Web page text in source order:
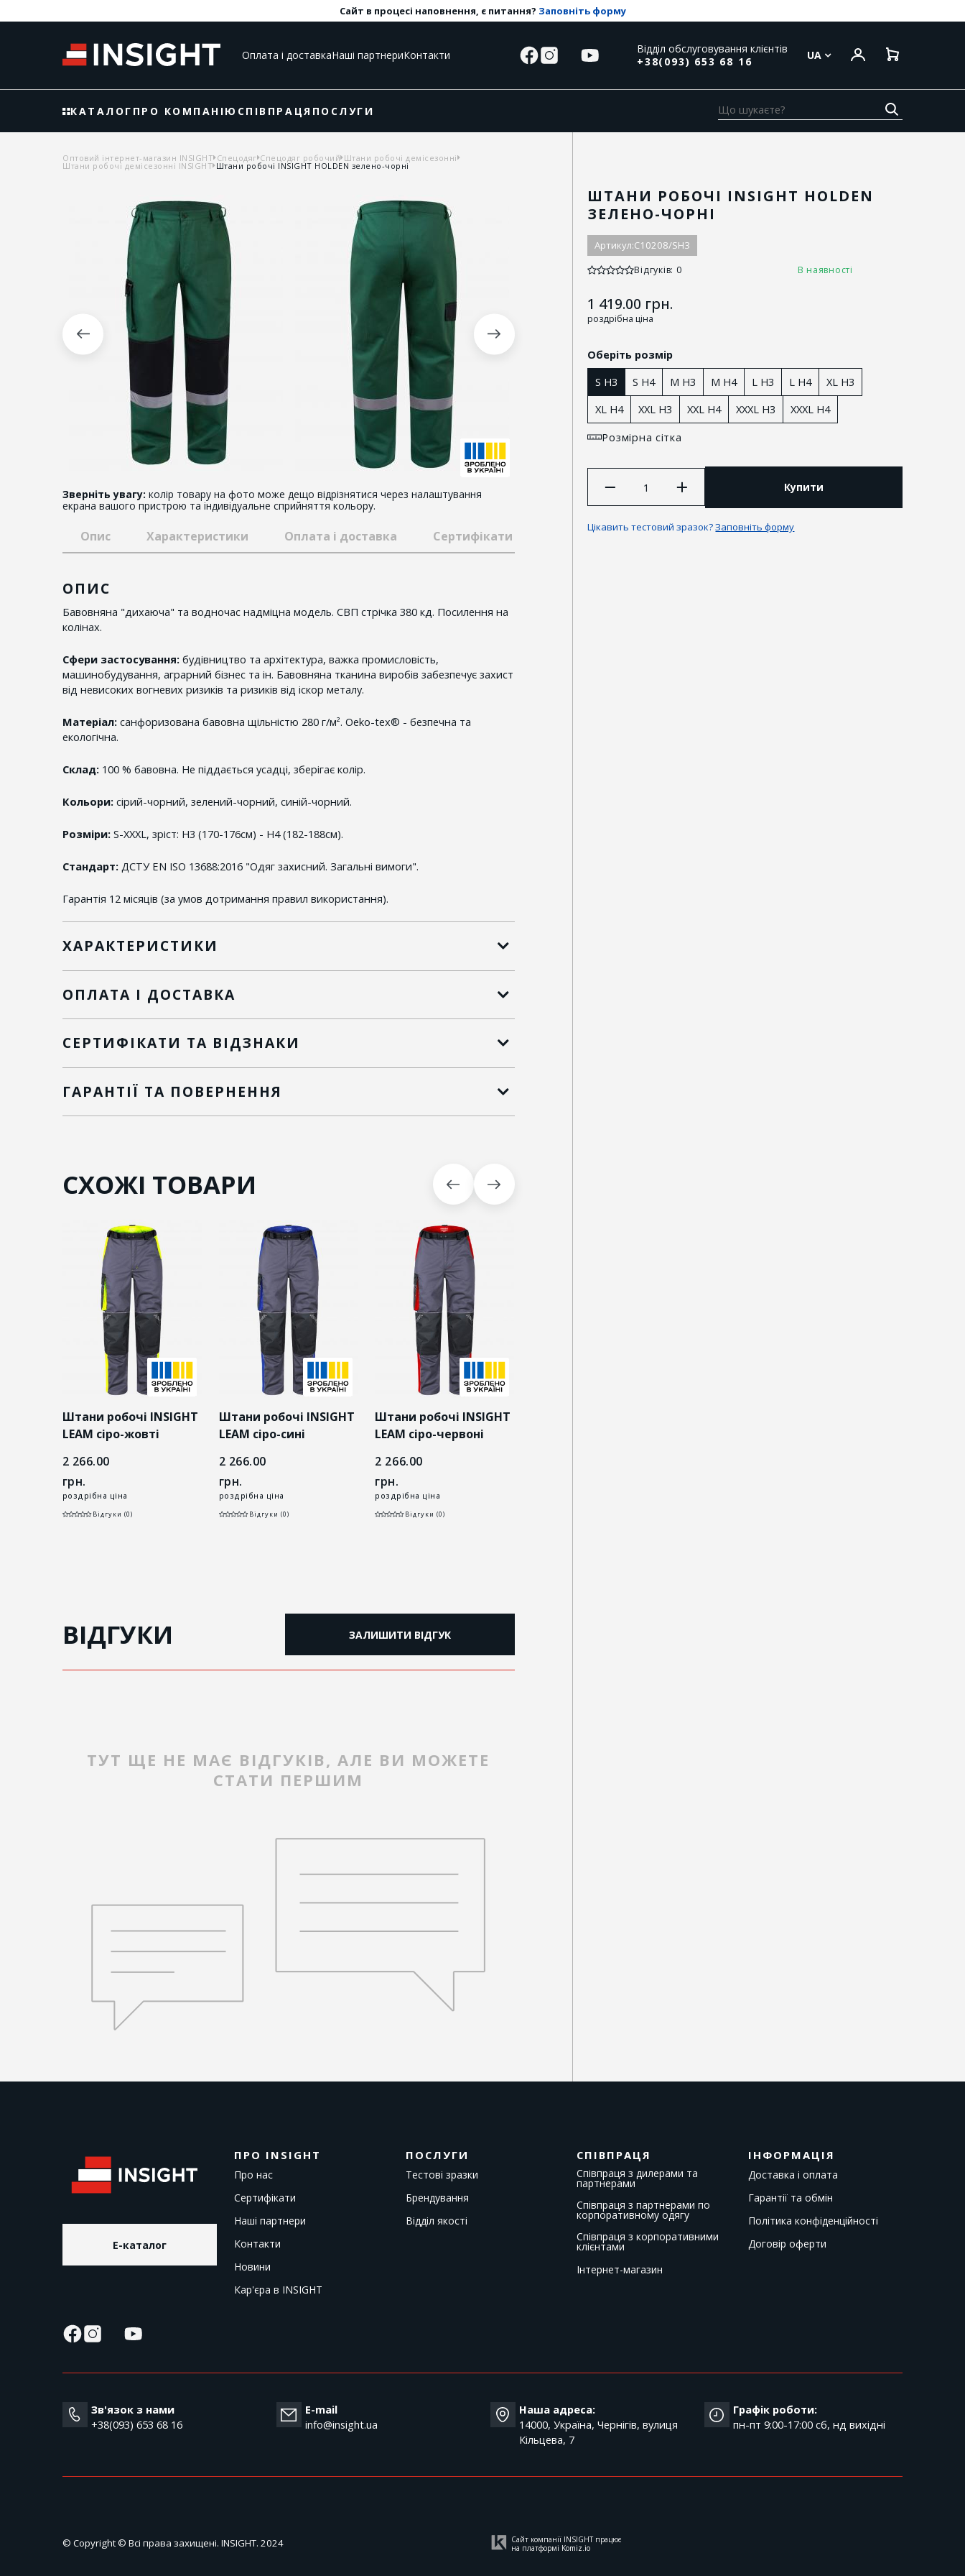
Сайт в процесі наповнення, є питання? Заповніть форму
Оплата і доставкаНаші партнериКонтакти
Відділ обслуговування клієнтів
+38(093) 653 68 16
UA
КАТАЛОГ ПРО КОМПАНІЮ СПІВПРАЦЯ ПОСЛУГИ
Оптовий інтернет-магазин INSIGHT Спецодяг Спецодяг робочий Штани робочі демісезонні
Штани робочі демісезонні INSIGHT Штани робочі INSIGHT HOLDEN зелено-чорні
Зверніть увагу: колір товару на фото може дещо відрізнятися через налаштування
екрана вашого пристрою та індивідуальне сприйняття кольору.
ШТАНИ РОБОЧІ INSIGHT HOLDEN
ЗЕЛЕНО-ЧОРНІ
Артикул:C10208/SH3
Відгуків: 0 В наявності
1 419.00 грн.
роздрібна ціна
Оберіть розмір
S H3 S H4 M H3 M H4 L H3 L H4
XL H3
XL H4
XXL H3 XXL H4 XXXL H3
XXXL H4
Розмірна сітка
Купити
Цікавить тестовий зразок?Заповніть форму
Опис Характеристики Оплата і доставка Сертифікати та відзнаки Гарантії та повернення
ОПИС
Бавовняна "дихаюча" та водночас надміцна модель. СВП стрічка 380 кд. Посилення на
колінах.
Сфери застосування: будівництво та архітектура, важка промисловість,
машинобудування, аграрний бізнес та ін. Бавовняна тканина виробів забезпечує захист
від невисоких вогневих ризиків та ризиків від іскор металу.
Матеріал: санфоризована бавовна щільністю 280 г/м². Oeko-tex® - безпечна та
екологічна.
Склад: 100 % бавовна. Не піддається усадці, зберігає колір.
Кольори: сірий-чорний, зелений-чорний, синій-чорний.
Розміри: S-XXXL, зріст: Н3 (170-176см) - Н4 (182-188см).
Стандарт: ДСТУ EN ISO 13688:2016 "Одяг захисний. Загальні вимоги".
Гарантія 12 місяців (за умов дотримання правил використання).
ХАРАКТЕРИСТИКИ
ОПЛАТА І ДОСТАВКА
СЕРТИФІКАТИ ТА ВІДЗНАКИ
ГАРАНТІЇ ТА ПОВЕРНЕННЯ
СХОЖІ ТОВАРИ
Штани робочі INSIGHT
LEAM сіро-жовті
2 266.00
грн.
роздрібна ціна
Відгуки (0)
Штани робочі INSIGHT
LEAM сіро-сині
2 266.00
грн.
роздрібна ціна
Відгуки (0)
Штани робочі INSIGHT
LEAM сіро-червоні
2 266.00
грн.
роздрібна ціна
Відгуки (0)
ВІДГУКИ ЗАЛИШИТИ ВІДГУК
ТУТ ЩЕ НЕ МАЄ ВІДГУКІВ, АЛЕ ВИ МОЖЕТЕ
СТАТИ ПЕРШИМ
E-каталог
ПРО INSIGHT
Про нас
Сертифікати
Наші партнери
Контакти
Новини
Кар'єра в INSIGHT
ПОСЛУГИ
Тестові зразки
Брендування
Відділ якості
СПІВПРАЦЯ
Співпраця з дилерами та
партнерами
Співпраця з партнерами по
корпоративному одягу
Співпраця з корпоративними
клієнтами
Інтернет-магазин
ІНФОРМАЦІЯ
Доставка і оплата
Гарантії та обмін
Політика конфіденційності
Договір оферти
Зв'язок з нами
+38(093) 653 68 16
E-mail
info@insight.ua
Наша адреса:
14000, Україна, Чернігів, вулиця
Кільцева, 7
Графік роботи:
пн-пт 9:00-17:00 cб, нд вихідні
© Copyright © Всі права захищені. INSIGHT. 2024
Сайт компанії INSIGHT працює
на платформі Komiz.io